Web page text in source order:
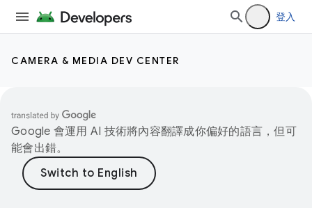
登入
CAMERA & MEDIA DEV CENTER
Google 會運用 AI 技術將內容翻譯成你偏好的語言，但可
能會出錯。